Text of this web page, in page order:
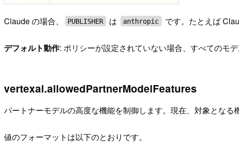
Claude の場合、 PUBLISHER は anthropic です。たとえば
デフォルト動作: ポリシーが設定されていない場合、すべてのモ
vertexai.allowedPartnerModelFeatures
パートナーモデルの高度な機能を制御します。現在、対象となる
値のフォーマットは以下のとおりです。